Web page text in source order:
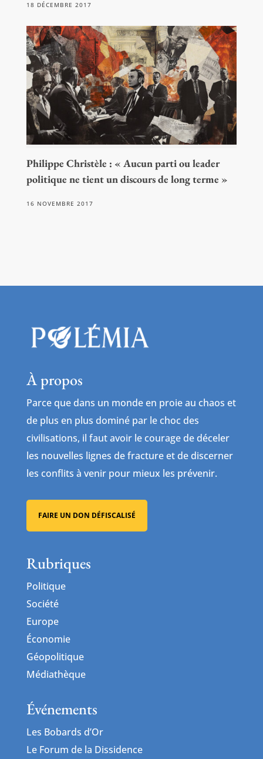
18 DÉCEMBRE 2017
Philippe Christèle : « Aucun parti ou leader
politique ne tient un discours de long terme »
16 NOVEMBRE 2017
À propos
Parce que dans un monde en proie au chaos et
de plus en plus dominé par le choc des
civilisations, il faut avoir le courage de déceler
les nouvelles lignes de fracture et de discerner
les conflits à venir pour mieux les prévenir.
FAIRE UN DON DÉFISCALISÉ
Rubriques
Politique
Société
Europe
Économie
Géopolitique
Médiathèque
Événements
Les Bobards d’Or
Le Forum de la Dissidence